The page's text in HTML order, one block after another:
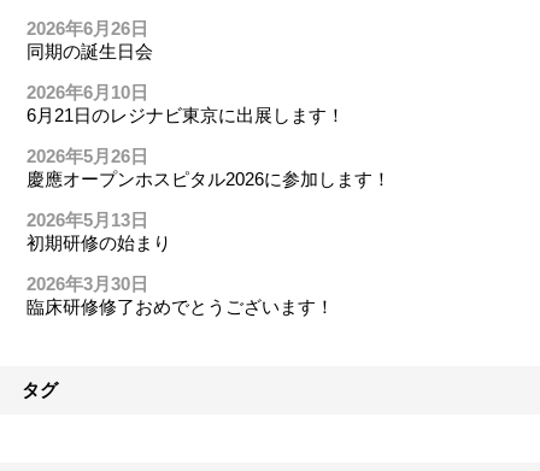
2026年6月26日
同期の誕生日会
2026年6月10日
6月21日のレジナビ東京に出展します！
2026年5月26日
慶應オープンホスピタル2026に参加します！
2026年5月13日
初期研修の始まり
2026年3月30日
臨床研修修了おめでとうございます！
タグ